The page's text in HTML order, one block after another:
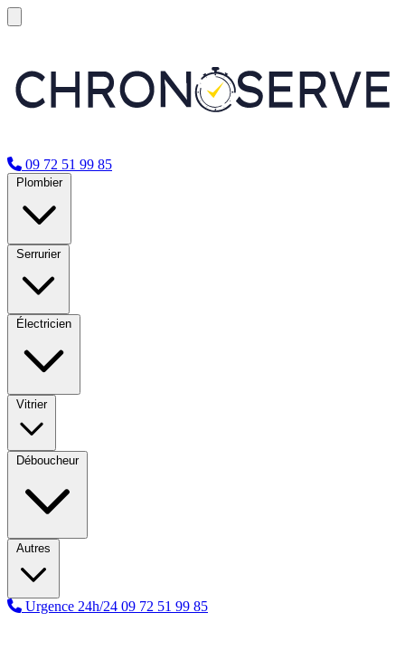
09 72 51 99 85
Plombier
Serrurier
Électricien
Vitrier
Déboucheur
Autres
Urgence 24h/24 09 72 51 99 85